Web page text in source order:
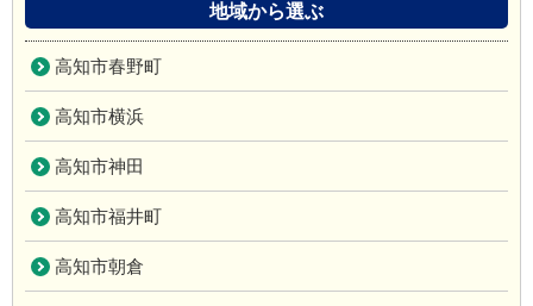
地域から選ぶ
高知市春野町
高知市横浜
高知市神田
高知市福井町
高知市朝倉